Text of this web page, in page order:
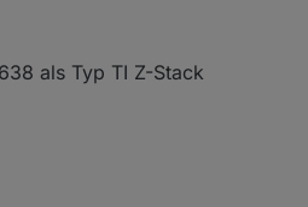
als Typ TI Z-Stack